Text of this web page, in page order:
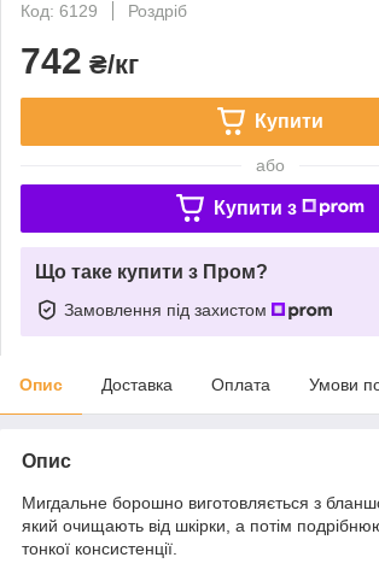
Код: 6129
Роздріб
742 ₴/кг
Купити
або
Купити з
Що таке купити з Пром?
Замовлення під захистом
Опис Доставка Оплата Умови
Опис
Мигдальне борошно виготовляється з
який очищають від шкірки, а потім
тонкої консистенції.